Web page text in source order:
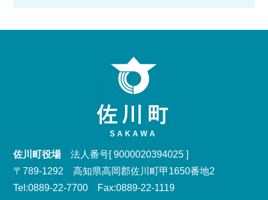
佐川町役場法人番号[ 9000020394025 ]
〒789-1292 高知県高岡郡佐川町甲1650番地2
Tel:0889-22-7700 Fax:0889-22-1119